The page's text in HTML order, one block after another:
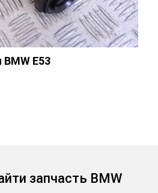
E53
запчасть BMW